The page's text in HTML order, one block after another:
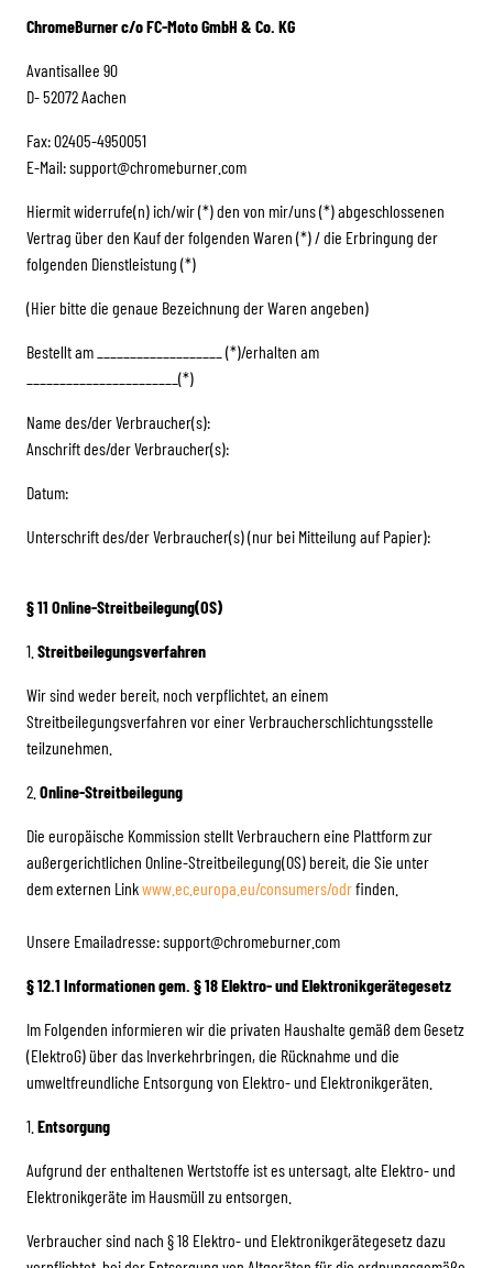
ChromeBurner c/o FC-Moto GmbH & Co. KG
Avantisallee 90
D- 52072 Aachen
Fax: 02405-4950051
E-Mail: support@chromeburner.com
Hiermit widerrufe(n) ich/wir (*) den von mir/uns (*) abgeschlossenen
Vertrag über den Kauf der folgenden Waren (*) / die Erbringung der
folgenden Dienstleistung (*)
(Hier bitte die genaue Bezeichnung der Waren angeben)
Bestellt am ___________________ (*)/erhalten am
_______________________(*)
Name des/der Verbraucher(s):
Anschrift des/der Verbraucher(s):
Datum:
Unterschrift des/der Verbraucher(s) (nur bei Mitteilung auf Papier):
§ 11 Online-Streitbeilegung(OS)
1. Streitbeilegungsverfahren
Wir sind weder bereit, noch verpflichtet, an einem
Streitbeilegungsverfahren vor einer Verbraucherschlichtungsstelle
teilzunehmen.
2. Online-Streitbeilegung
Die europäische Kommission stellt Verbrauchern eine Plattform zur
außergerichtlichen Online-Streitbeilegung(OS) bereit, die Sie unter
dem externen Linkwww.ec.europa.eu/consumers/odrfinden.
Unsere Emailadresse: support@chromeburner.com
§ 12.1 Informationen gem. § 18 Elektro- und Elektronikgerätegesetz
Im Folgenden informieren wir die privaten Haushalte gemäß dem Gesetz
(ElektroG) über das Inverkehrbringen, die Rücknahme und die
umweltfreundliche Entsorgung von Elektro- und Elektronikgeräten.
1. Entsorgung
Aufgrund der enthaltenen Wertstoffe ist es untersagt, alte Elektro- und
Elektronikgeräte im Hausmüll zu entsorgen.
Verbraucher sind nach § 18 Elektro- und Elektronikgerätegesetz dazu